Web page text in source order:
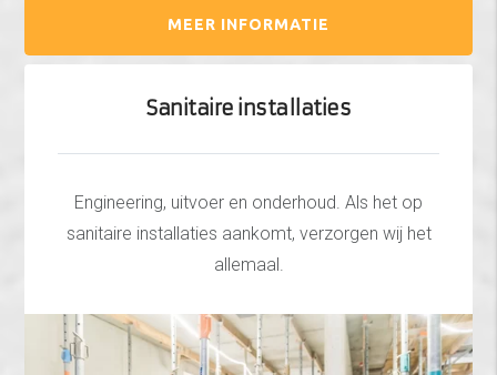
MEER INFORMATIE
Sanitaire installaties
Engineering, uitvoer en onderhoud. Als het op
sanitaire installaties aankomt, verzorgen wij het
allemaal.